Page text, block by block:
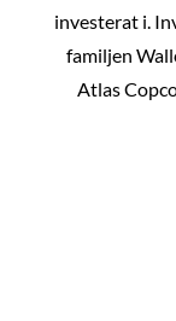
investerat i.
familjen
Atlas